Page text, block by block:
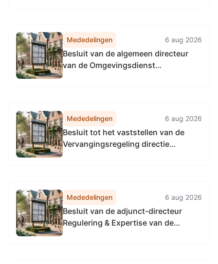
2026, tot het vaststellen van de
Vervangingsregeling directie
Accountmanagement &
Bedrijfsvoering Omgevingsdienst...
Mededelingen 6 aug 2026
Besluit van de algemeen directeur
van de Omgevingsdienst
directeur Omgevingsdienst
Noordzeekanaalgebied
Mededelingen 6 aug 2026
Besluit tot het vaststellen van de
Vervangingsregeling directie
Mededelingen 6 aug 2026
Besluit van de adjunct-directeur
Regulering & Expertise van de